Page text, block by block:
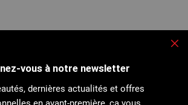
vous à notre newsletter
dernières actualités et offres